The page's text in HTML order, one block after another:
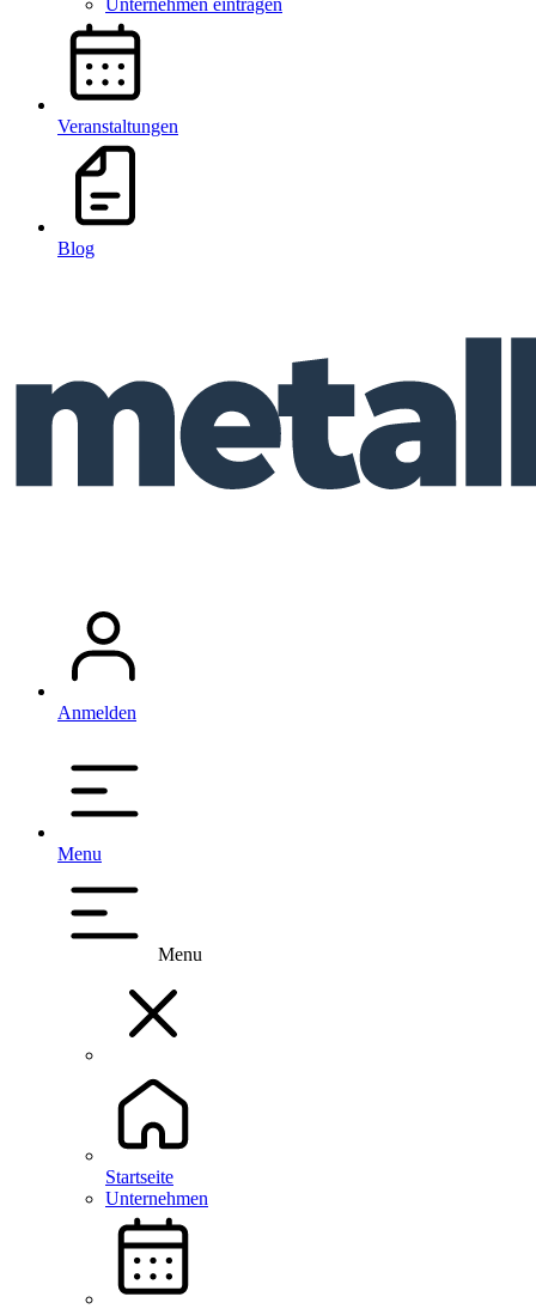
Unternehmen eintragen
Veranstaltungen
Blog
Anmelden
Menu
Menu
Startseite
Unternehmen